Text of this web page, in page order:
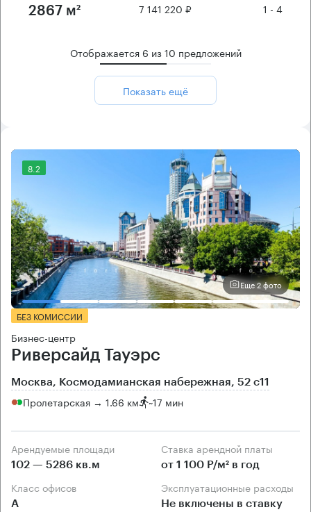
2867 м² 7 141 220 ₽ 1 - 4
Отображается 6 из10 предложений
Показать ещё
8.2
Еще 2 фото
БЕЗ КОМИССИИ
Бизнес-центр
Риверсайд Тауэрс
Москва, Космодамианская набережная, 52 с11
Пролетарская → 1.66 км ~17 мин
Арендуемые площади
102 — 5286 кв.м
Ставка арендной платы
от 1 100 Р/м² в год
Класс офисов
А
Эксплуатационные расходы
Не включены в ставку